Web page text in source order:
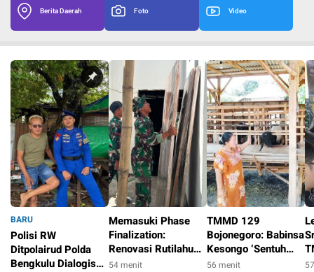
Berita Daerah Foto Video
BARU
Polisi RW
Ditpolairud Polda
Bengkulu Dialogis
Memasuki Phase
Finalization:
Renovasi Rutilahu
TMMD 129
54 menit
TMMD 129
Bojonegoro: Babinsa
Kesongo ‘Sentuh
Hati’ Peternak
56 menit